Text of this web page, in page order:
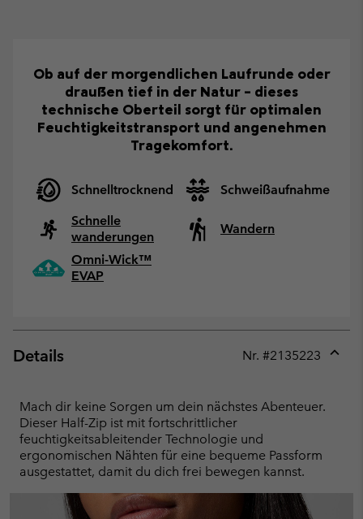
Ob auf der morgendlichen Laufrunde oder
draußen tief in der Natur – dieses
technische Oberteil sorgt für optimalen
Feuchtigkeitstransport und angenehmen
Tragekomfort.
Schnelltrocknend
Schweißaufnahme
Schnelle
wanderungen
Wandern
Omni-Wick™
EVAP
Details Nr. #2135223
Mach dir keine Sorgen um dein nächstes Abenteuer.
Dieser Half-Zip ist mit fortschrittlicher
feuchtigkeitsableitender Technologie und
ergonomischen Nähten für eine bequeme Passform
ausgestattet, damit du dich frei bewegen kannst.